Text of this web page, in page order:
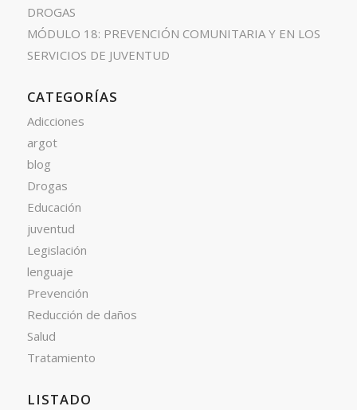
DROGAS
MÓDULO 18: PREVENCIÓN COMUNITARIA Y EN LOS
SERVICIOS DE JUVENTUD
CATEGORÍAS
Adicciones
argot
blog
Drogas
Educación
juventud
Legislación
lenguaje
Prevención
Reducción de daños
Salud
Tratamiento
LISTADO